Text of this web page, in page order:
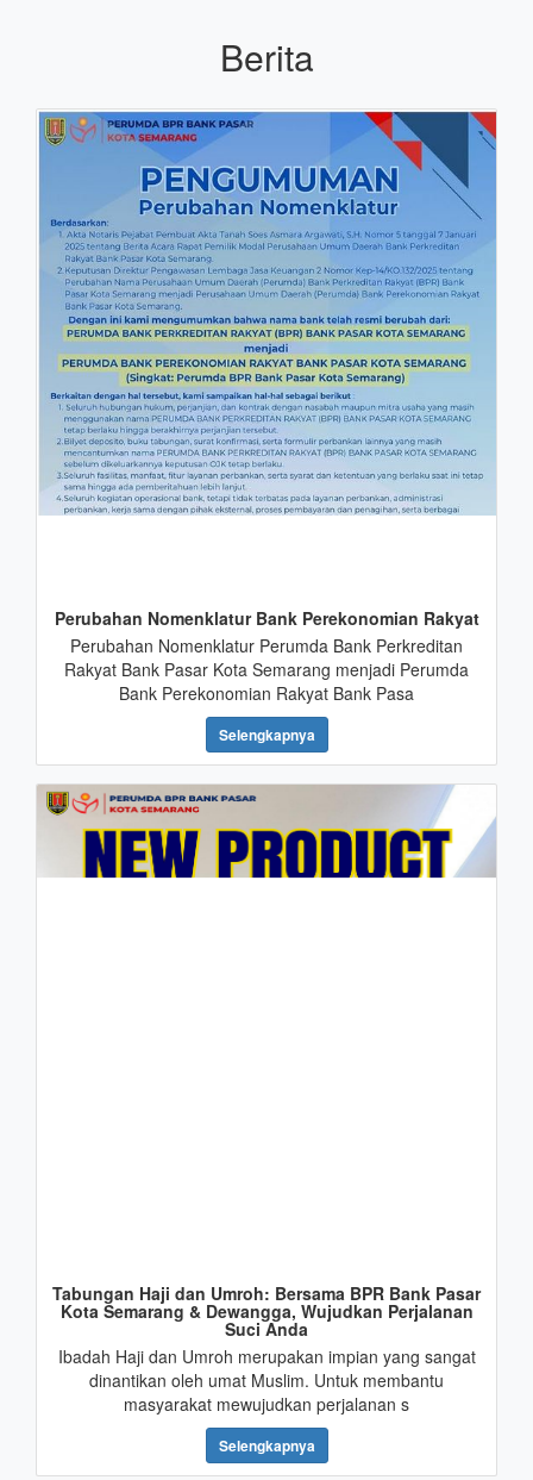
Berita
Perubahan Nomenklatur Bank Perekonomian Rakyat
Perubahan Nomenklatur Perumda Bank Perkreditan
Rakyat Bank Pasar Kota Semarang menjadi Perumda
Bank Perekonomian Rakyat Bank Pasa
Selengkapnya
Tabungan Haji dan Umroh: Bersama BPR Bank Pasar
Kota Semarang & Dewangga, Wujudkan Perjalanan
Suci Anda
Ibadah Haji dan Umroh merupakan impian yang sangat
dinantikan oleh umat Muslim. Untuk membantu
masyarakat mewujudkan perjalanan s
Selengkapnya